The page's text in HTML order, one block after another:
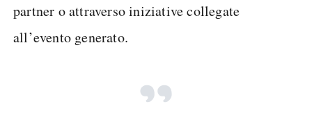
partner o attraverso iniziative collegate
all’evento generato.